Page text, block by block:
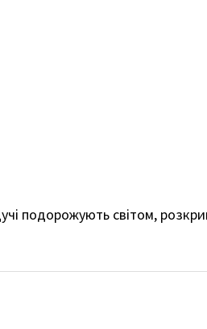
подорожують світом,